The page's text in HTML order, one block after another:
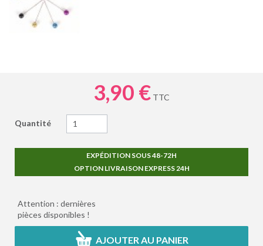
3,90 € TTC
Quantité
EXPÉDITION SOUS 48-72H
OPTION LIVRAISON EXPRESS 24H
Attention : dernières
pièces disponibles !
AJOUTER AU PANIER